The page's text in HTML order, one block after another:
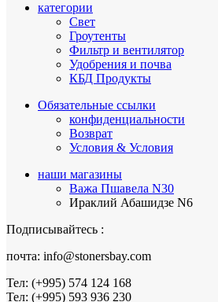
категории
Свет
Гроутенты
Фильтр и вентилятор
Удобрения и почва
КБД Продукты
Обязательные ссылки
конфиденциальности
Возврат
Условия & Условия
наши магазины
Важа Пшавела N30
Ираклий Абашидзе N6
Подписывайтесь :
почта: info@stonersbay.com
Тел: (+995) 574 124 168
Тел: (+995) 593 936 230